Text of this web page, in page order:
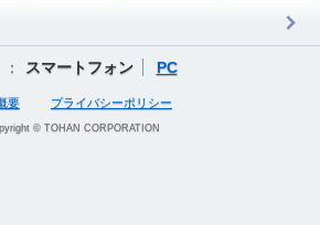
スマートフォン PC
要 プライバシーポリシー
© TOHAN CORPORATION